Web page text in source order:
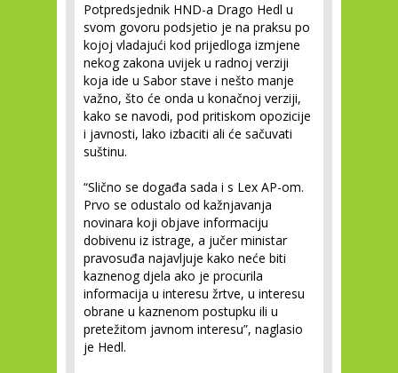
Potpredsjednik HND-a Drago Hedl u
svom govoru podsjetio je na praksu po
kojoj vladajući kod prijedloga izmjene
nekog zakona uvijek u radnoj verziji
koja ide u Sabor stave i nešto manje
važno, što će onda u konačnoj verziji,
kako se navodi, pod pritiskom opozicije
i javnosti, lako izbaciti ali će sačuvati
suštinu.
“Slično se događa sada i s Lex AP-om.
Prvo se odustalo od kažnjavanja
novinara koji objave informaciju
dobivenu iz istrage, a jučer ministar
pravosuđa najavljuje kako neće biti
kaznenog djela ako je procurila
informacija u interesu žrtve, u interesu
obrane u kaznenom postupku ili u
pretežitom javnom interesu”, naglasio
je Hedl.